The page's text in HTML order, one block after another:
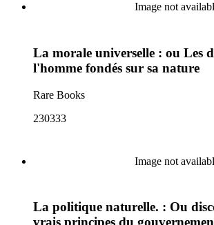
Image not
La morale universelle : ou Les
l'homme fondés sur sa nature
Rare Books
230333
Image not
La politique naturelle. : Ou
vrais principes du